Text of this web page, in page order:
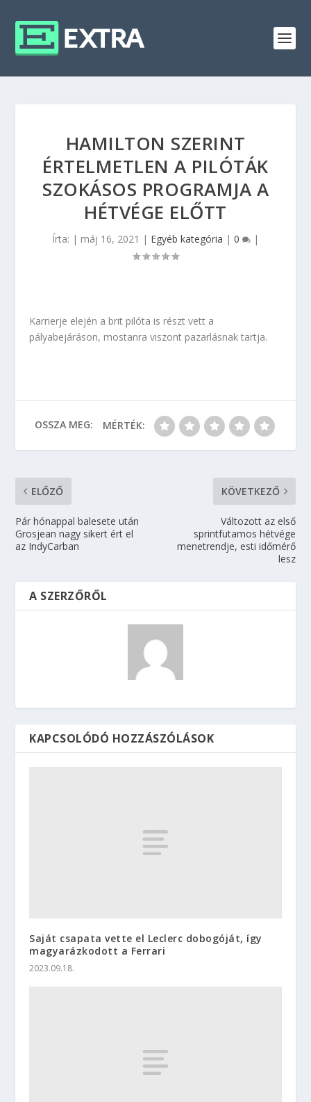
HAMILTON SZERINT
ÉRTELMETLEN A PILÓTÁK
SZOKÁSOS PROGRAMJA A
HÉTVÉGE ELŐTT
Írta: | máj 16, 2021 | Egyéb kategória | 0 |
Karrierje elején a brit pilóta is részt vett a
pályabejáráson, mostanra viszont pazarlásnak tartja.
OSSZA MEG: MÉRTÉK:
ELŐZŐ
Pár hónappal balesete után
Grosjean nagy sikert ért el
az IndyCarban
KÖVETKEZŐ
Változott az első
sprintfutamos hétvége
menetrendje, esti időmérő
lesz
A SZERZŐRŐL
KAPCSOLÓDÓ HOZZÁSZÓLÁSOK
Saját csapata vette el Leclerc dobogóját, így
magyarázkodott a Ferrari
2023.09.18.